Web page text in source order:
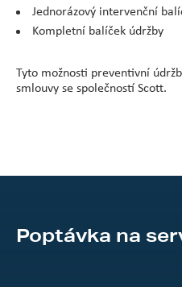
Jednorázový intervenční
Kompletní balíček údržby
Tyto možnosti preventivní
smlouvy se společností Scott.
Poptávka na